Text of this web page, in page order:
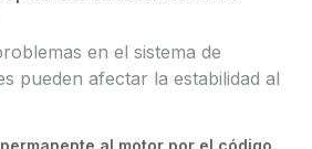
en el sistema de
pueden afectar la estabilidad al
al motor por el código